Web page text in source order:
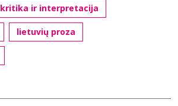
kritika ir interpretacija
lietuvių proza